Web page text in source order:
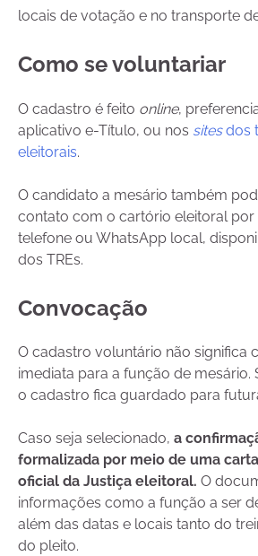
locais de votação e no transporte
Como se voluntariar
O cadastro é feito online,
aplicativo e-Título, ou nos sitesdos
eleitorais.
O candidato a mesário também
contato com o cartório eleitoral por
telefone ou WhatsApp local,
dos TREs.
Convocação
O cadastro voluntário não significa
imediata para a função de mesário.
o cadastro fica guardado para
Caso seja selecionado, a
formalizada por meio de uma
oficial da Justiça eleitoral. O
informações como a função a ser
além das datas e locais tanto do
do pleito.